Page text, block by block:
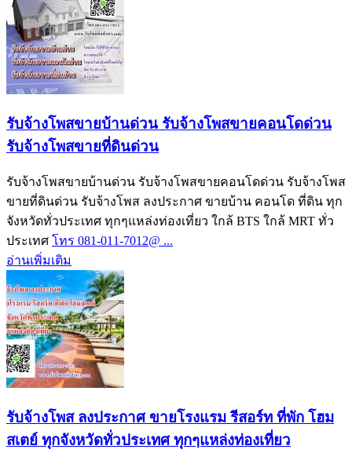
รับจ้างโพสขายบ้านด่วน รับจ้างโพสขายคอนโดด่วน
รับจ้างโพสขายที่ดินด่วน
รับจ้างโพสขายบ้านด่วน รับจ้างโพสขายคอนโดด่วน รับจ้างโพส
ขายที่ดินด่วน รับจ้างโพส ลงประกาศ ขายบ้าน คอนโด ที่ดิน ทุก
จังหวัดทั่วประเทศ ทุกๆแหล่งท่องเที่ยว ใกล้ BTS ใกล้ MRT ทั่ว
ประเทศ โทร 081-011-7012@ ...
อ่านเพิ่มเติม
รับจ้างโพส ลงประกาศ ขายโรงแรม รีสอร์ท ที่พัก โฮม
สเตย์ ทุกจังหวัดทั่วประเทศ ทุกๆแหล่งท่องเที่ยว